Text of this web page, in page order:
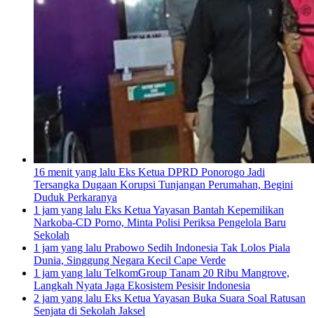
16 menit yang lalu Eks Ketua DPRD Ponorogo Jadi
Tersangka Dugaan Korupsi Tunjangan Perumahan, Begini
Duduk Perkaranya
1 jam yang lalu Eks Ketua Yayasan Bantah Kepemilikan
Narkoba-CD Porno, Minta Polisi Periksa Pengelola Baru
Sekolah
1 jam yang lalu Prabowo Sedih Indonesia Tak Lolos Piala
Dunia, Singgung Negara Kecil Cape Verde
1 jam yang lalu TelkomGroup Tanam 20 Ribu Mangrove,
Langkah Nyata Jaga Ekosistem Pesisir Indonesia
2 jam yang lalu Eks Ketua Yayasan Buka Suara Soal Ratusan
Senjata di Sekolah Jaksel